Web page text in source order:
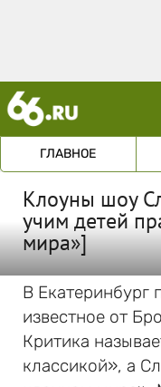
ГЛАВНОЕ
Клоуны шоу
учим детей
мира»]
В Екатеринбург
известное от
Критика
классикой», а